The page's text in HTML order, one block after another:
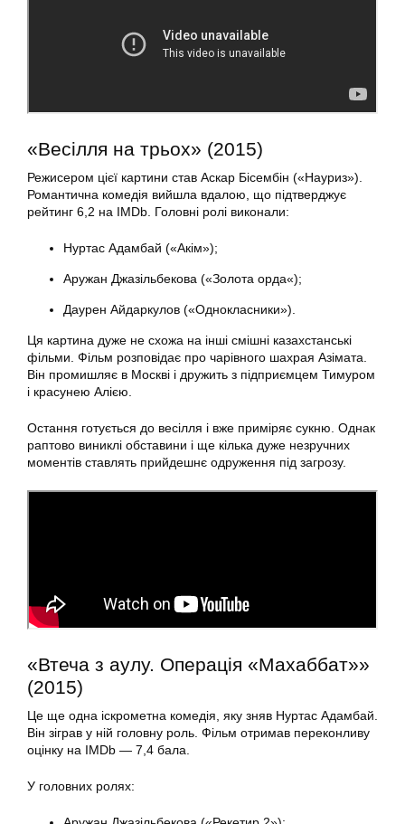
«Весілля на трьох» (2015)
Режисером цієї картини став Аскар Бісембін («Науриз»).
Романтична комедія вийшла вдалою, що підтверджує
рейтинг 6,2 на IMDb. Головні ролі виконали:
Нуртас Адамбай («Акім»);
Аружан Джазільбекова («Золота орда«);
Даурен Айдаркулов («Однокласники»).
Ця картина дуже не схожа на інші смішні казахстанські
фільми. Фільм розповідає про чарівного шахрая Азімата.
Він промишляє в Москві і дружить з підприємцем Тимуром
і красунею Алією.
Остання готується до весілля і вже приміряє сукню. Однак
раптово виниклі обставини і ще кілька дуже незручних
моментів ставлять прийдешнє одруження під загрозу.
«Втеча з аулу. Операція «Махаббат»»
(2015)
Це ще одна іскрометна комедія, яку зняв Нуртас Адамбай.
Він зіграв у ній головну роль. Фільм отримав переконливу
оцінку на IMDb — 7,4 бала.
У головних ролях: